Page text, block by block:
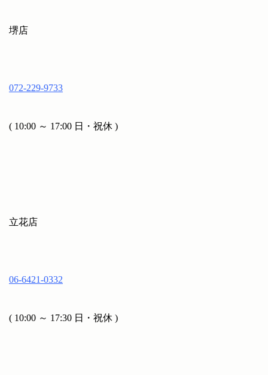
堺店
072-229-9733
( 10:00 ～ 17:00 日・祝休 )
立花店
06-6421-0332
( 10:00 ～ 17:30 日・祝休 )